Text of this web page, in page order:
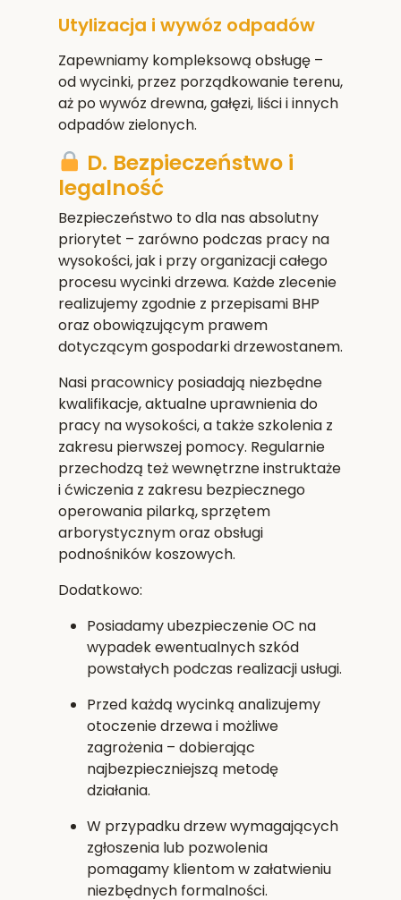
Utylizacja i wywóz odpadów
Zapewniamy kompleksową obsługę –
od wycinki, przez porządkowanie terenu,
aż po wywóz drewna, gałęzi, liści i innych
odpadów zielonych.
D. Bezpieczeństwo i
legalność
Bezpieczeństwo to dla nas absolutny
priorytet – zarówno podczas pracy na
wysokości, jak i przy organizacji całego
procesu wycinki drzewa. Każde zlecenie
realizujemy zgodnie z przepisami BHP
oraz obowiązującym prawem
dotyczącym gospodarki drzewostanem.
Nasi pracownicy posiadają niezbędne
kwalifikacje, aktualne uprawnienia do
pracy na wysokości, a także szkolenia z
zakresu pierwszej pomocy. Regularnie
przechodzą też wewnętrzne instruktaże
i ćwiczenia z zakresu bezpiecznego
operowania pilarką, sprzętem
arborystycznym oraz obsługi
podnośników koszowych.
Dodatkowo:
Posiadamyubezpieczenie OC na
wypadek ewentualnych szkód
powstałych podczas realizacji usługi.
Przed każdą wycinką analizujemy
otoczenie drzewa i możliwe
zagrożenia – dobierając
najbezpieczniejszą metodę
działania.
W przypadku drzew wymagających
zgłoszenia lub pozwolenia
pomagamy klientom w załatwieniu
niezbędnych formalności.